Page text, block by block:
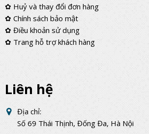
✿ Huỷ và thay đổi đơn hàng
✿ Chính sách bảo mật
✿ Điều khoản sử dụng
✿ Trang hỗ trợ khách hàng
Liên hệ
Địa chỉ:
Số 69 Thái Thịnh, Đống Đa, Hà Nội